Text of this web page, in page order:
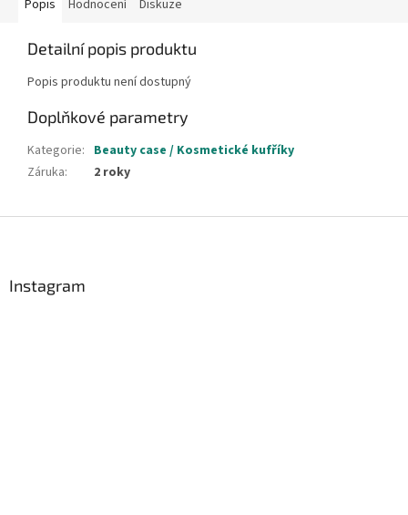
Popis Hodnocení Diskuze
Detailní popis produktu
Popis produktu není dostupný
Doplňkové parametry
Kategorie: Beauty case / Kosmetické kufříky
Záruka: 2 roky
Instagram